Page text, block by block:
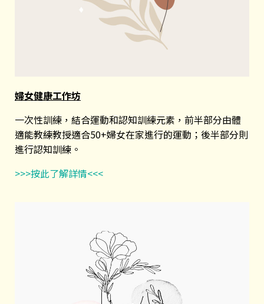
婦女健康工作坊
一次性訓練，結合運動和認知訓練元素，前半部分由體
適能教練教授適合50+婦女在家進行的運動；後半部分則
進行認知訓練。
>>>按此了解詳情<<<